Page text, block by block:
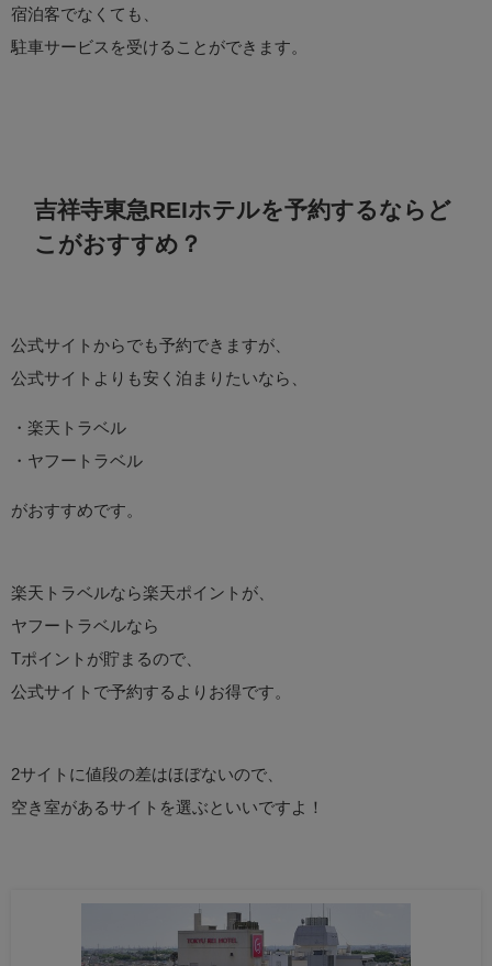
宿泊客でなくても、
駐車サービスを受けることができます。
吉祥寺東急REIホテルを予約するならど
こがおすすめ？
公式サイトからでも予約できますが、
公式サイトよりも安く泊まりたいなら、
・楽天トラベル
・ヤフートラベル
がおすすめです。
楽天トラベルなら楽天ポイントが、
ヤフートラベルなら
Tポイントが貯まるので、
公式サイトで予約するよりお得です。
2サイトに値段の差はほぼないので、
空き室があるサイトを選ぶといいですよ！